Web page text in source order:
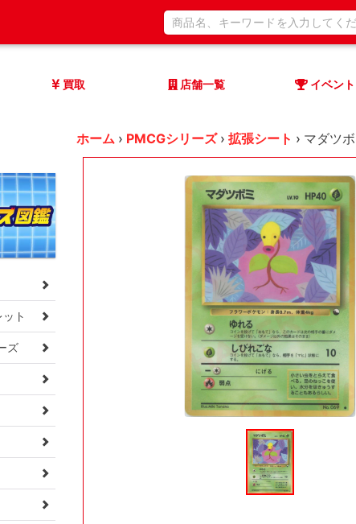
買取 店舗一覧 イベント
ト
ズ
ホーム › PMCGシリーズ › 拡張シート › マダツ